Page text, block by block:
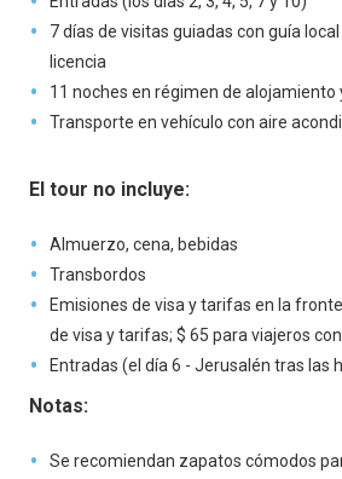
7 días de visitas guiadas con guía
licencia
11 noches en régimen de alojamiento
Transporte en vehículo con aire
El tour no incluye:
Almuerzo, cena, bebidas
Transbordos
Emisiones de visa y tarifas en la
de visa y tarifas; $ 65 para viajeros
Entradas (el día 6 - Jerusalén tras las
Notas:
Se recomiendan zapatos cómodos